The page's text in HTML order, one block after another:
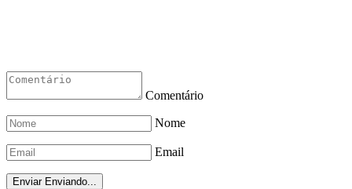
Comentário
Nome
Email
Enviar Enviando...